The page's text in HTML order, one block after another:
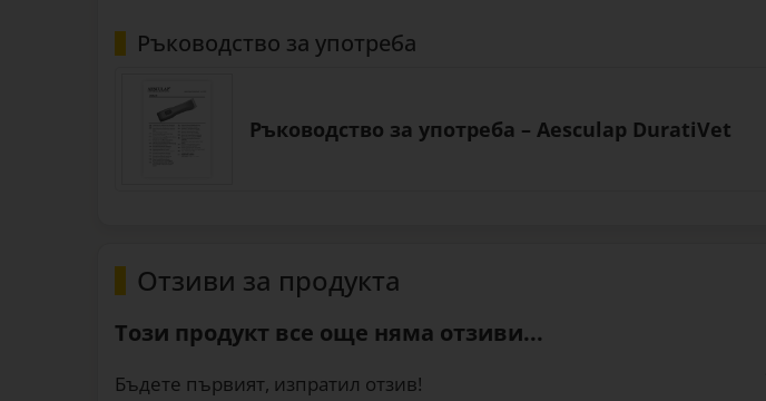
Ръководство за употреба
Ръководство за употреба – Aesculap DuratiVet
Отзиви за продукта
Този продукт все още няма отзиви...
Бъдете първият, изпратил отзив!